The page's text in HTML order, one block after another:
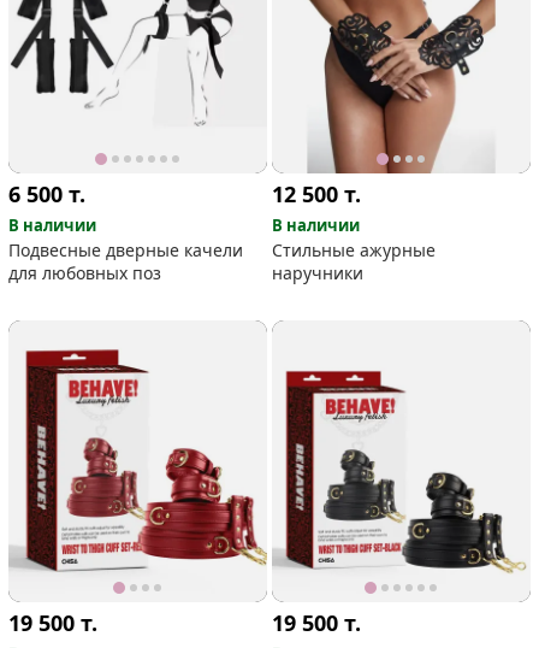
6 500т.
В наличии
Подвесные дверные качели
для любовных поз
12 500т.
В наличии
Стильные ажурные
наручники
19 500т. 19 500т.